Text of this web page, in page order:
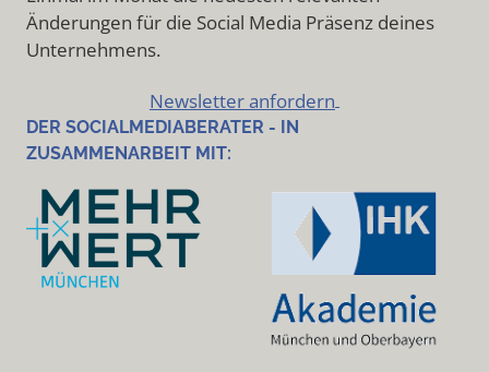
Änderungen für die Social Media Präsenz deines
Unternehmens.
Newsletter anfordern
DER SOCIALMEDIABERATER - IN
ZUSAMMENARBEIT MIT: